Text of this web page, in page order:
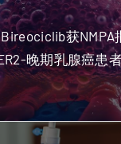
获NMPA
晚期乳腺癌患